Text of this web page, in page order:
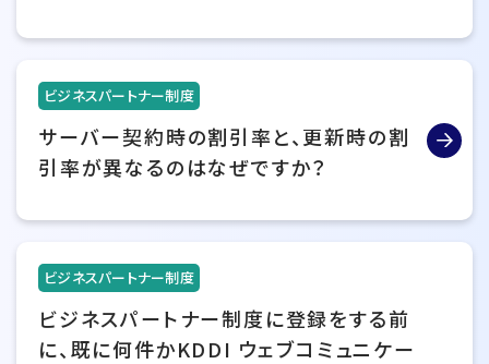
ビジネスパートナー制度
サーバー契約時の割引率と、更新時の割
引率が異なるのはなぜですか？
ビジネスパートナー制度
ビジネスパートナー制度に登録をする前
に、既に何件かKDDI ウェブコミュニケー